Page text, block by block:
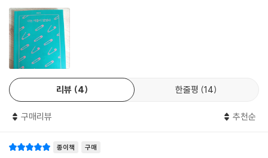
명하게 드러내는 까닭이다. 결국 사람은 사람이기 때문에 ‘사람이 없어도
사람인 채 버티’는 존재이며, ‘무인 공장인데 내가 있’는 것처럼, 곁에 아무
도 없는 상황에서도 사람일 수밖에 없는 존재다. ‘스위치가 다시 켜지지
않’게 된 이후에야 사람 구실을 할 수 없게 된 화자는 말한다. ‘비로소 무인
공장이 무인 공장다워졌다’고. 결국 ‘스위치가 켜’져 있다면 제 아무리 무인
공장에 있더라도 ‘사람’일 수밖에 없다는 것을 방증한다.
로 여기까지 오셨어요? 장 선생이 선생님의 스마트폰을 들여다보곤 낄낄
니까 장 선생의 말에 김 선생의 얼굴이 새하얘졌다 그새 새로운 게 나왔나
리뷰 4 한줄평 14
구매리뷰 추천순
종이책 구매